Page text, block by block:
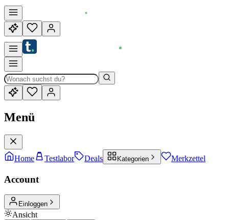
Menü
Home Testlabor Deals Kategorien Merkzettel
Account
Einloggen
Ansicht